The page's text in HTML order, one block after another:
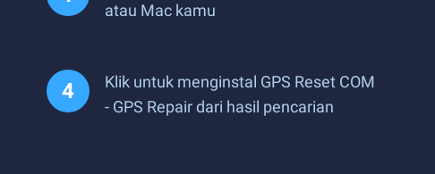
atau Mac kamu
Klik untuk menginstal GPS Reset COM
- GPS Repair dari hasil pencarian